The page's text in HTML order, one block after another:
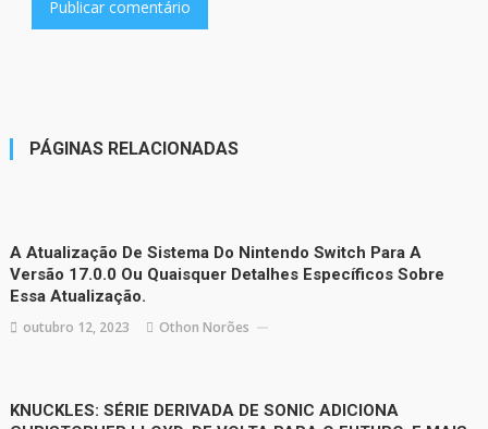
PÁGINAS RELACIONADAS
A Atualização De Sistema Do Nintendo Switch Para A
Versão 17.0.0 Ou Quaisquer Detalhes Específicos Sobre
Essa Atualização.
outubro 12, 2023 Othon Norões
KNUCKLES: SÉRIE DERIVADA DE SONIC ADICIONA